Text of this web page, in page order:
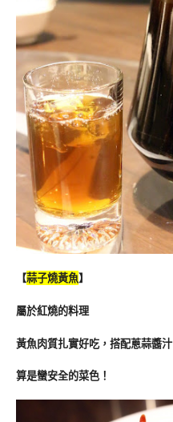
【蒜子燒黃魚】
屬於紅燒的料理
黃魚肉質扎實好吃，搭配蔥蒜醬汁
算是蠻安全的菜色！